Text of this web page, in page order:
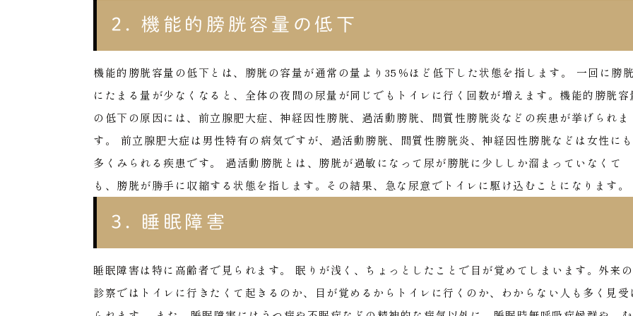
2. 機能的膀胱容量の低下
機能的膀胱容量の低下とは、膀胱の容量が通常の量より35％ほど低下した状態を指します。
一回に膀胱
にたまる量が少なくなると、全体の夜間の尿量が同じでもトイレに行く回数が増えます。機能的膀胱容
の低下の原因には、前立腺肥大症、神経因性膀胱、過活動膀胱、間質性膀胱炎などの疾患が挙げられま
す。
前立腺肥大症は男性特有の病気ですが、過活動膀胱、間質性膀胱炎、神経因性膀胱などは女性にも
多くみられる疾患です。
過活動膀胱とは、膀胱が過敏になって尿が膀胱に少ししか溜まっていなくて
も、膀胱が勝手に収縮する状態を指します。その結果、急な尿意でトイレに駆け込むことになります。
3. 睡眠障害
睡眠障害は特に高齢者で見られます。
眠りが浅く、ちょっとしたことで目が覚めてしまいます。外来の
診察ではトイレに行きたくて起きるのか、目が覚めるからトイレに行くのか、わからない人も多く見受